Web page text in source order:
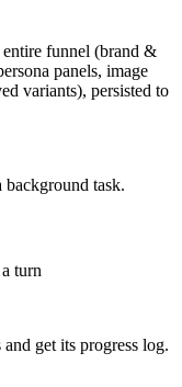
funnel (brand &
panels, image
variants), persisted to
background task.
turn
get its progress log.